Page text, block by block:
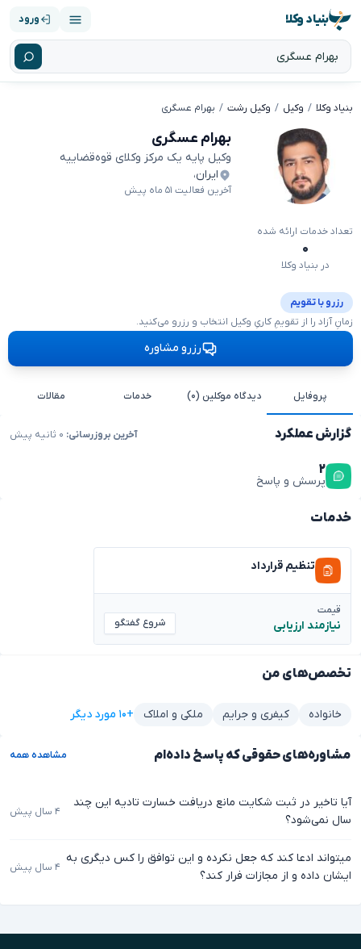
بنیاد وکلا ورود
بنیاد وکلا وکیل وکیل رشت بهرام عسگری
بهرام عسگری
وکیل پایه یک مرکز وکلای قوه‌قضاییه
ایران،
آخرین فعالیت ۵۱ ماه پیش
تعداد خدمات ارائه شده
۰
در بنیاد وکلا
رزرو با تقویم
زمانِ آزاد را از تقویمِ کاریِ وکیل انتخاب و رزرو می‌کنید.
رزرو مشاوره
پروفایل دیدگاه موکلین (۰) خدمات مقالات
گزارش عملکرد آخرین بروزرسانی:
۲
پرسش و پاسخ
تخصص‌های من
خانواده کیفری و جرایم ملکی و املاک +۱۰ مورد دیگر
خدمات
تنظیم قرارداد
قیمت
نیازمند ارزیابی شروع گفتگو
مشاوره‌های حقوقی که پاسخ داده‌ام مشاهده همه
آیا تاخیر در ثبت شکایت مانع دریافت خسارت تادیه این چند
سال نمی‌شود؟
۴ سال پیش
میتواند ادعا کند که جعل نکرده و این توافق را کس دیگری به
ایشان داده و از مجازات فرار کند؟
۴ سال پیش